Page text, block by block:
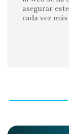
asegurar
cada vez